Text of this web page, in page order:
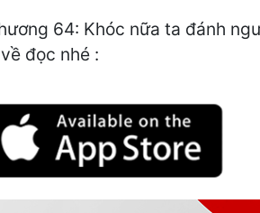
64: Khóc nữa ta đánh
đọc nhé :